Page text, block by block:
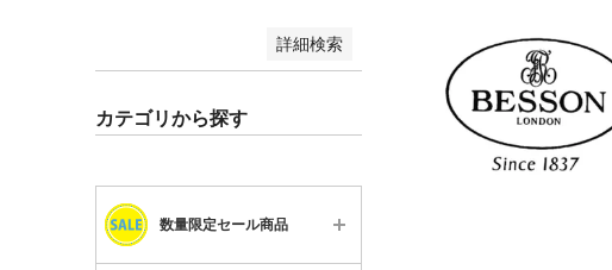
詳細検索
カテゴリから探す
数量限定セール商品